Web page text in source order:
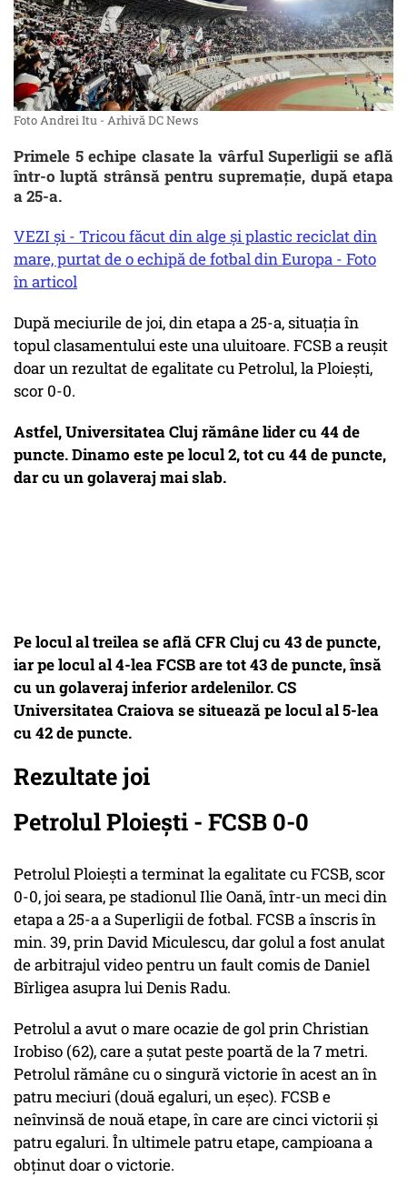
Foto Andrei Itu - Arhivă DC News
Primele 5 echipe clasate la vârful Superligii se află
într-o luptă strânsă pentru supremație, după etapa
a 25-a.
VEZI și - Tricou făcut din alge și plastic reciclat din
mare, purtat de o echipă de fotbal din Europa - Foto
în articol
După meciurile de joi, din etapa a 25-a, situația în
topul clasamentului este una uluitoare. FCSB a reușit
doar un rezultat de egalitate cu Petrolul, la Ploiești,
scor 0-0.
Astfel, Universitatea Cluj rămâne lider cu 44 de
puncte. Dinamo este pe locul 2, tot cu 44 de puncte,
dar cu un golaveraj mai slab.
Pe locul al treilea se află CFR Cluj cu 43 de puncte,
iar pe locul al 4-lea FCSB are tot 43 de puncte, însă
cu un golaveraj inferior ardelenilor. CS
Universitatea Craiova se situează pe locul al 5-lea
cu 42 de puncte.
Rezultate joi
Petrolul Ploieşti - FCSB 0-0
Petrolul Ploieşti a terminat la egalitate cu FCSB, scor
0-0, joi seara, pe stadionul Ilie Oană, într-un meci din
etapa a 25-a a Superligii de fotbal. FCSB a înscris în
min. 39, prin David Miculescu, dar golul a fost anulat
de arbitrajul video pentru un fault comis de Daniel
Bîrligea asupra lui Denis Radu.
Petrolul a avut o mare ocazie de gol prin Christian
Irobiso (62), care a şutat peste poartă de la 7 metri.
Petrolul rămâne cu o singură victorie în acest an în
patru meciuri (două egaluri, un eşec). FCSB e
neînvinsă de nouă etape, în care are cinci victorii şi
patru egaluri. În ultimele patru etape, campioana a
obţinut doar o victorie.